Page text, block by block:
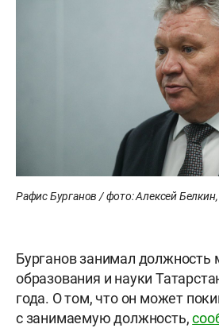
Рафис Бурганов / фото: Алексей
Бурганов занимал должность
образования и науки
года. О том, что он может
с занимаемую должность,